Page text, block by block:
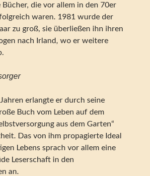
Bücher, die vor allem in den 70er
waren. 1981 wurde der
zu groß, sie überließen ihn ihren
nach Irland, wo er weitere
erlangte er durch seine
Buch vom Leben auf dem
aus dem Garten“
Das von ihm propagierte Ideal
Lebens sprach vor allem eine
Leserschaft in den
an.